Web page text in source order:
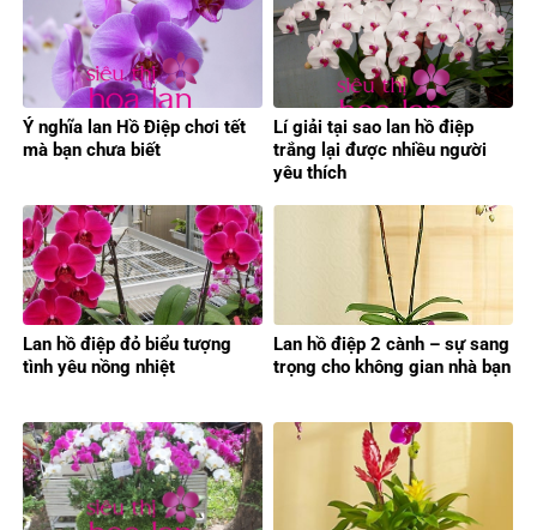
Ý nghĩa lan Hồ Điệp chơi tết
mà bạn chưa biết
Lí giải tại sao lan hồ điệp
trắng lại được nhiều người
yêu thích
Lan hồ điệp đỏ biểu tượng
tình yêu nồng nhiệt
Lan hồ điệp 2 cành – sự sang
trọng cho không gian nhà bạn